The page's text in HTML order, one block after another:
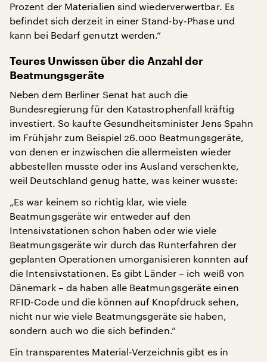
Prozent der Materialien sind wiederverwertbar. Es
befindet sich derzeit in einer Stand-by-Phase und
kann bei Bedarf genutzt werden.“
Teures Unwissen über die Anzahl der
Beatmungsgeräte
Neben dem Berliner Senat hat auch die
Bundesregierung für den Katastrophenfall kräftig
investiert. So kaufte Gesundheitsminister Jens Spahn
im Frühjahr zum Beispiel 26.000 Beatmungsgeräte,
von denen er inzwischen die allermeisten wieder
abbestellen musste oder ins Ausland verschenkte,
weil Deutschland genug hatte, was keiner wusste:
„Es war keinem so richtig klar, wie viele
Beatmungsgeräte wir entweder auf den
Intensivstationen schon haben oder wie viele
Beatmungsgeräte wir durch das Runterfahren der
geplanten Operationen umorganisieren konnten auf
die Intensivstationen. Es gibt Länder – ich weiß von
Dänemark – da haben alle Beatmungsgeräte einen
RFID-Code und die können auf Knopfdruck sehen,
nicht nur wie viele Beatmungsgeräte sie haben,
sondern auch wo die sich befinden.“
Ein transparentes Material-Verzeichnis gibt es in